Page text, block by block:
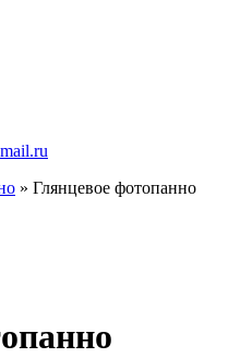
» Глянцевое фотопанно